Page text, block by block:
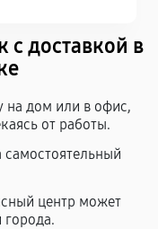
с доставкой в
на дом или в офис,
от работы.
центр может
города.